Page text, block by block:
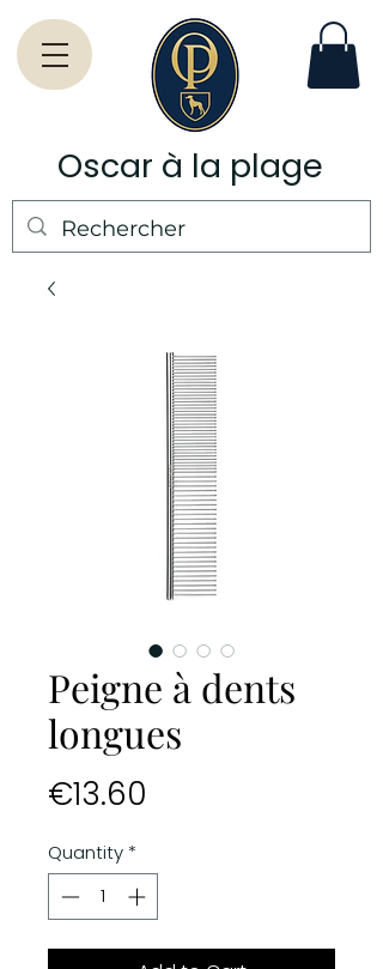
Oscar à la plage
Peigne à dents
longues
€13.60
Quantity *